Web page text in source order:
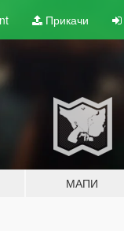
Прикачи
МАПИ